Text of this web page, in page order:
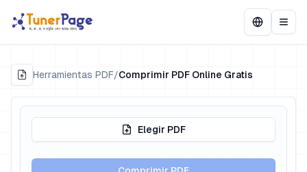
Herramientas PDF/Comprimir PDF Online Gratis
Elegir PDF